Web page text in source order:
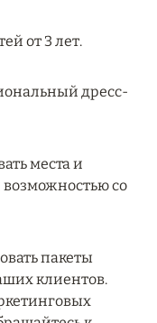
от 3 лет.
дресс-
места и
со
пакеты
клиентов.